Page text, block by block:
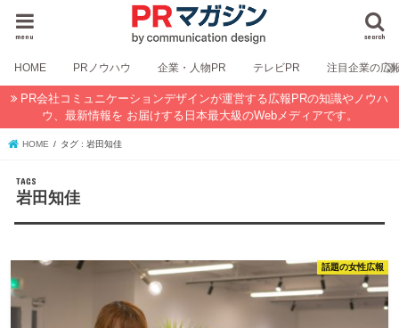
search
menu
HOME PRノウハウ 企業・人物PR テレビPR 注目企業の広
PR会社コミュニケーションデザインが運営する広報PRの知識やノウハ
ウ、最新情報を お届けする日本最大級のWebメディアです。
HOME タグ : 岩田知佳
岩田知佳
話題の女性広報